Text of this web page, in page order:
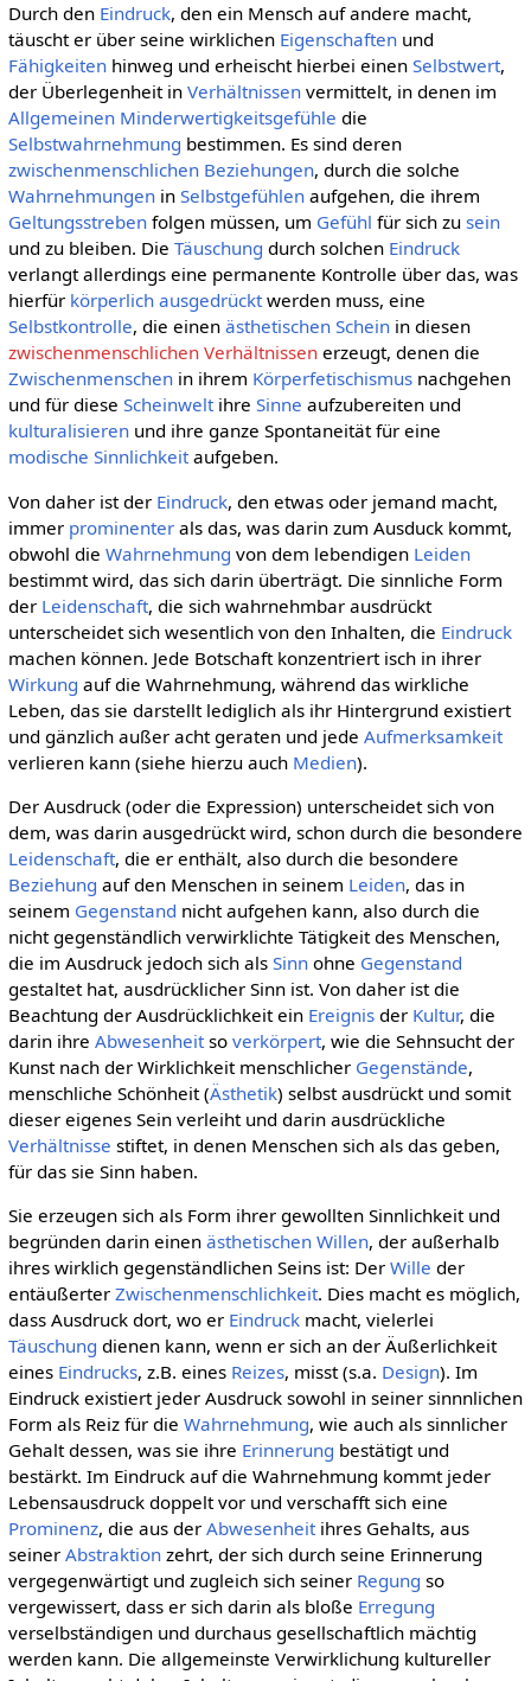
Durch den Eindruck, den ein Mensch auf andere macht,
täuscht er über seine wirklichen Eigenschaftenund
Fähigkeitenhinweg und erheischt hierbei einen Selbstwert,
der Überlegenheit in Verhältnissenvermittelt, in denen im
Allgemeinen Minderwertigkeitsgefühle die
Selbstwahrnehmung bestimmen. Es sind deren
zwischenmenschlichen Beziehungen, durch die solche
Wahrnehmungenin Selbstgefühlenaufgehen, die ihrem
Geltungsstrebenfolgen müssen, um Gefühl für sich zu sein
und zu bleiben. Die Täuschung durch solchen Eindruck
verlangt allerdings eine permanente Kontrolle über das, was
hierfür körperlich ausgedrücktwerden muss, eine
Selbstkontrolle, die einen ästhetischen Scheinin diesen
zwischenmenschlichen Verhältnissenerzeugt, denen die
Zwischenmenschenin ihrem Körperfetischismusnachgehen
und für diese Scheinweltihre Sinne aufzubereiten und
kulturalisierenund ihre ganze Spontaneität für eine
modische Sinnlichkeitaufgeben.
Von daher ist der Eindruck, den etwas oder jemand macht,
immer prominenterals das, was darin zum Ausduck kommt,
obwohl die Wahrnehmung von dem lebendigen Leiden
bestimmt wird, das sich darin überträgt. Die sinnliche Form
der Leidenschaft, die sich wahrnehmbar ausdrückt
unterscheidet sich wesentlich von den Inhalten, die Eindruck
machen können. Jede Botschaft konzentriert isch in ihrer
Wirkung auf die Wahrnehmung, während das wirkliche
Leben, das sie darstellt lediglich als ihr Hintergrund existiert
und gänzlich außer acht geraten und jede Aufmerksamkeit
verlieren kann (siehe hierzu auch Medien).
Der Ausdruck (oder die Expression) unterscheidet sich von
dem, was darin ausgedrückt wird, schon durch die besondere
Leidenschaft, die er enthält, also durch die besondere
Beziehung auf den Menschen in seinem Leiden, das in
seinem Gegenstand nicht aufgehen kann, also durch die
nicht gegenständlich verwirklichte Tätigkeit des Menschen,
die im Ausdruck jedoch sich als Sinnohne Gegenstand
gestaltet hat, ausdrücklicher Sinn ist. Von daher ist die
Beachtung der Ausdrücklichkeit ein Ereignisder Kultur, die
darin ihre Abwesenheitso verkörpert, wie die Sehnsucht der
Kunst nach der Wirklichkeit menschlicher Gegenstände,
menschliche Schönheit (Ästhetik) selbst ausdrückt und somit
dieser eigenes Sein verleiht und darin ausdrückliche
Verhältnisse stiftet, in denen Menschen sich als das geben,
für das sie Sinn haben.
Sie erzeugen sich als Form ihrer gewollten Sinnlichkeit und
begründen darin einen ästhetischen Willen, der außerhalb
ihres wirklich gegenständlichen Seins ist: Der Wille der
entäußerter Zwischenmenschlichkeit. Dies macht es möglich,
dass Ausdruck dort, wo er Eindruckmacht, vielerlei
Täuschung dienen kann, wenn er sich an der Äußerlichkeit
eines Eindrucks, z.B. eines Reizes, misst (s.a. Design). Im
Eindruck existiert jeder Ausdruck sowohl in seiner sinnnlichen
Form als Reiz für die Wahrnehmung, wie auch als sinnlicher
Gehalt dessen, was sie ihre Erinnerung bestätigt und
bestärkt. Im Eindruck auf die Wahrnehmung kommt jeder
Lebensausdruck doppelt vor und verschafft sich eine
Prominenz, die aus der Abwesenheitihres Gehalts, aus
seiner Abstraktionzehrt, der sich durch seine Erinnerung
vergegenwärtigt und zugleich sich seiner Regung so
vergewissert, dass er sich darin als bloße Erregung
verselbständigen und durchaus gesellschaftlich mächtig
werden kann. Die allgemeinste Verwirklichung kultureller